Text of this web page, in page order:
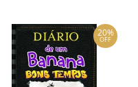
20%
OFF